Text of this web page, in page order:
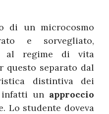
di un microcosmo
e sorvegliato,
al regime di vita
questo separato dal
distintiva dei
un approccio
Lo studente doveva